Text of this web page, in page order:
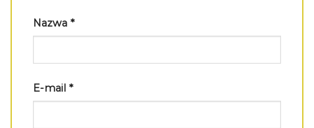
Nazwa *
E-mail *